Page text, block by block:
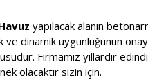
yapılacak alanın
dinamik uygunluğunun
Firmamız yıllardır
olacaktır sizin için.